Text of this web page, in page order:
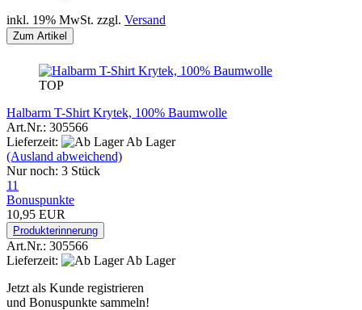
inkl. 19% MwSt. zzgl. Versand
Zum Artikel
TOP
Halbarm T-Shirt Krytek, 100% Baumwolle
Art.Nr.: 305566
Lieferzeit:
Ab Lager
(Ausland abweichend)
Nur noch: 3 Stück
11
Bonuspunkte
10,95 EUR
Produkterinnerung
Art.Nr.: 305566
Lieferzeit:
Ab Lager
Jetzt als Kunde registrieren
und Bonuspunkte sammeln!